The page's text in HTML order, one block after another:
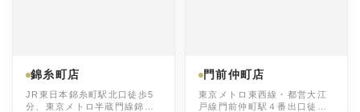
錦糸町店
JR東日本錦糸町駅北口徒歩5
分、東京メトロ半蔵門線錦糸
門前仲町店
東京メトロ東西線・都営大江
戸線門前仲町駅４番出口徒歩